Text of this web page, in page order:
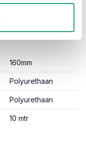
160mm
Polyurethaan
Polyurethaan
10 mtr